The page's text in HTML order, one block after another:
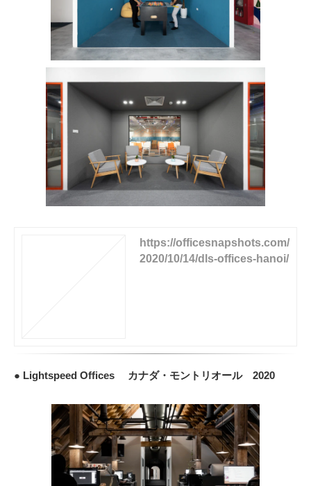
https://officesnapshots.com/
2020/10/14/dls-offices-hanoi/
● Lightspeed Offices カナダ・モントリオール 2020